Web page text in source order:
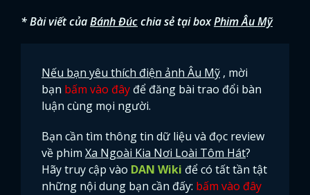
* Bài viết củaBánh Đúcchia sẻ tại boxPhim Âu Mỹ
Nếu bạn yêu thích điện ảnh Âu Mỹ , mời
bạn bấm vào đây để đăng bài trao đổi bàn
luận cùng mọi người.
Bạn cần tìm thông tin dữ liệu và đọc review
về phim Xa Ngoài Kia Nơi Loài Tôm Hát?
Hãy truy cập vào DAN Wiki để có tất tần tật
những nội dung bạn cần đấy: bấm vào đây